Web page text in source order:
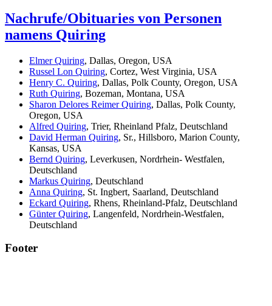
Nachrufe/Obituaries von Personen
namens Quiring
Elmer Quiring, Dallas, Oregon, USA
Russel Lon Quiring, Cortez, West Virginia, USA
Henry C. Quiring, Dallas, Polk County, Oregon, USA
Ruth Quiring, Bozeman, Montana, USA
Sharon Delores Reimer Quiring, Dallas, Polk County,
Oregon, USA
Alfred Quiring, Trier, Rheinland Pfalz, Deutschland
David Herman Quiring, Sr., Hillsboro, Marion County,
Kansas, USA
Bernd Quiring, Leverkusen, Nordrhein- Westfalen,
Deutschland
Markus Quiring, Deutschland
Anna Quiring, St. Ingbert, Saarland, Deutschland
Eckard Quiring, Rhens, Rheinland-Pfalz, Deutschland
Günter Quiring, Langenfeld, Nordrhein-Westfalen,
Deutschland
Footer